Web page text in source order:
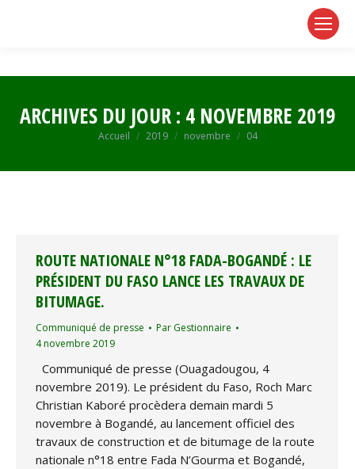
ARCHIVES DU JOUR : 4 NOVEMBRE 2019
Vous êtes ici :
Accueil 2019 novembre 04
ROUTE NATIONALE N°18 FADA-BOGANDÉ : LE
PRÉSIDENT DU FASO LANCE LES TRAVAUX DE
BITUMAGE.
Communiqué de presse Par Gestionnaire
4 novembre 2019
Communiqué de presse (Ouagadougou, 4
novembre 2019). Le président du Faso, Roch Marc
Christian Kaboré procèdera demain mardi 5
novembre à Bogandé, au lancement officiel des
travaux de construction et de bitumage de la route
nationale n°18 entre Fada N’Gourma et Bogandé,